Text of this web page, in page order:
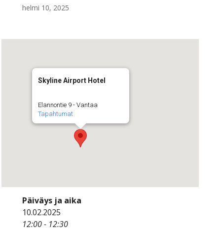
helmi 10, 2025
Skyline Airport Hotel
Elannontie 9 - Vantaa
Tapahtumat
Päiväys ja aika
10.02.2025
12:00 - 12:30